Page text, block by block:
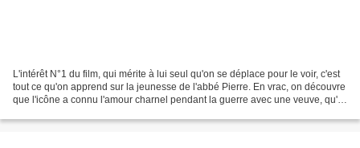
L'intérêt N°1 du film, qui mérite à lui seul qu'on se déplace pour le voir, c'est
tout ce qu'on apprend sur la jeunesse de l'abbé Pierre. En vrac, on découvre
que l'icône a connu l'amour charnel pendant la guerre avec une veuve, qu'il